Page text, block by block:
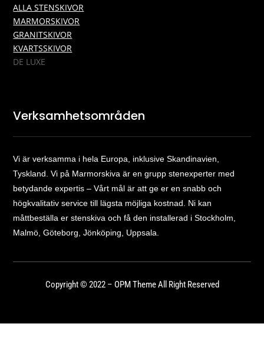
ALLA STENSKIVOR
MARMORSKIVOR
GRANITSKIVOR
KVARTSSKIVOR
DE LUXE
Verksamhetsområden
Vi är verksamma i hela Europa, inklusive Skandinavien,
Tyskland. Vi på Marmorskiva är en grupp stenexperter med
betydande expertis – Vårt mål är att ge er en snabb och
högkvalitativ service till lägsta möjliga kostnad. Ni kan
måttbeställa er stenskiva och få den installerad i Stockholm,
Malmö, Göteborg, Jönköping, Uppsala.
Copyright © 2022 – OPM Theme All Right Reserved